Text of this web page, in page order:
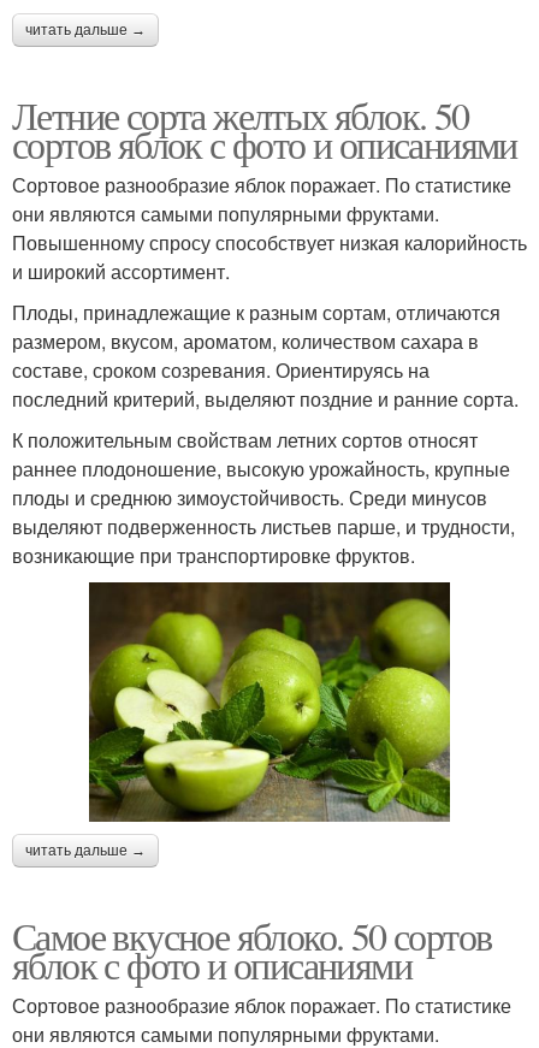
читать дальше →
Летние сорта желтых яблок. 50
сортов яблок с фото и описаниями
Сортовое разнообразие яблок поражает. По статистике
они являются самыми популярными фруктами.
Повышенному спросу способствует низкая калорийность
и широкий ассортимент.
Плоды, принадлежащие к разным сортам, отличаются
размером, вкусом, ароматом, количеством сахара в
составе, сроком созревания. Ориентируясь на
последний критерий, выделяют поздние и ранние сорта.
К положительным свойствам летних сортов относят
раннее плодоношение, высокую урожайность, крупные
плоды и среднюю зимоустойчивость. Среди минусов
выделяют подверженность листьев парше, и трудности,
возникающие при транспортировке фруктов.
читать дальше →
Самое вкусное яблоко. 50 сортов
яблок с фото и описаниями
Сортовое разнообразие яблок поражает. По статистике
они являются самыми популярными фруктами.